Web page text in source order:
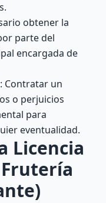
obtener la
parte del
encargada de
Contratar un
o perjuicios
para
eventualidad.
Licencia